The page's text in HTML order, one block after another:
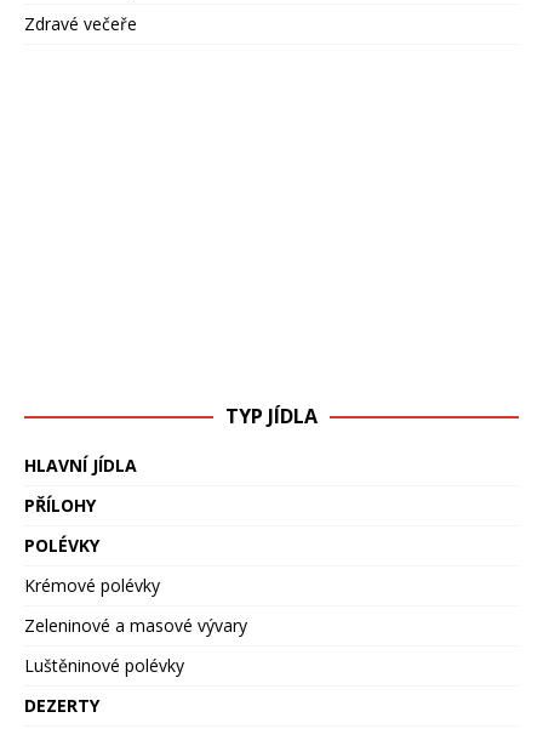
Zdravé večeře
TYP JÍDLA
HLAVNÍ JÍDLA
PŘÍLOHY
POLÉVKY
Krémové polévky
Zeleninové a masové vývary
Luštěninové polévky
DEZERTY